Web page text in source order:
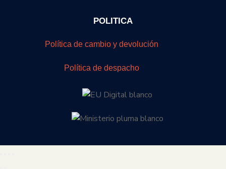
POLITICA
Política de cambio y devolución
Política de despacho